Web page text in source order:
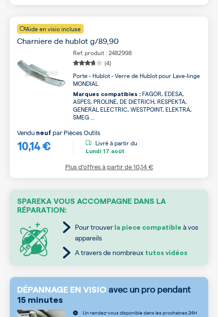
Aide en visio incluse
Charniere de hublot g/89,90
Ref. produit : 2482998
(4)
Porte - Hublot - Verre de Hublot pour Lave-linge
MONDIAL
Marques compatibles : FAGOR, EDESA,
ASPES, PROLINE, DE DIETRICH, RESPEKTA,
GENERAL ELECTRIC, WESTPOINT, ELEKTRA,
SMEG ...
10,14 €
Vendu neuf par Pièces Outils
Livré à partir du
Lundi 17 août
Plus d’offres à partir de10,14 €
SPAREKA VOUS ACCOMPAGNE DANS LA
RÉPARATION:
Pour trouver la piece compatible à vos
appareils
A travers de nombreux tutos vidéos
DÉPANNAGE EN VISIO avec un pro pendant
15 minutes
Un rendez-vous disponible dans les prochaines 24H